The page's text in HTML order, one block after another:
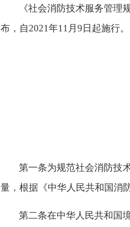
《社会消防技术服务管理
布，自2021年11月9日起施行。
第一条为规范社会消防技
量，根据《中华人民共和国消
第二条在中华人民共和国